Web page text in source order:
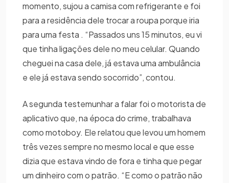
momento, sujou a camisa com refrigerante e foi
para a residência dele trocar a roupa porque iria
para uma festa . “Passados uns 15 minutos, eu vi
que tinha ligações dele no meu celular. Quando
cheguei na casa dele, já estava uma ambulância
e ele já estava sendo socorrido”, contou.
A segunda testemunhar a falar foi o motorista de
aplicativo que, na época do crime, trabalhava
como motoboy. Ele relatou que levou um homem
três vezes sempre no mesmo local e que esse
dizia que estava vindo de fora e tinha que pegar
um dinheiro com o patrão. “E como o patrão não